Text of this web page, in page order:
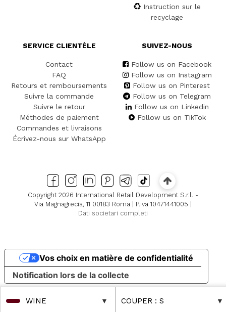
WINE COUPER : S
Instruction sur le
recyclage
SERVICE CLIENTÈLE
Contact
FAQ
Retours et remboursements
Suivre la commande
Suivre le retour
Méthodes de paiement
Commandes et livraisons
Écrivez-nous sur WhatsApp
SUIVEZ-NOUS
Follow us on Facebook
Follow us on Instagram
Follow us on Pinterest
Follow us on Telegram
Follow us on Linkedin
Follow us on TikTok
Copyright 2026 International Retail Development S.r.l. -
Via Magnagrecia, 11 00183 Roma | P.iva 10471441005 |
Dati societari completi
Notification lors de la collecte
Vos choix en matière de confidentialité